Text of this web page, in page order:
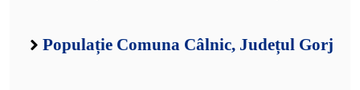
Populație Comuna Câlnic, Județul Gorj